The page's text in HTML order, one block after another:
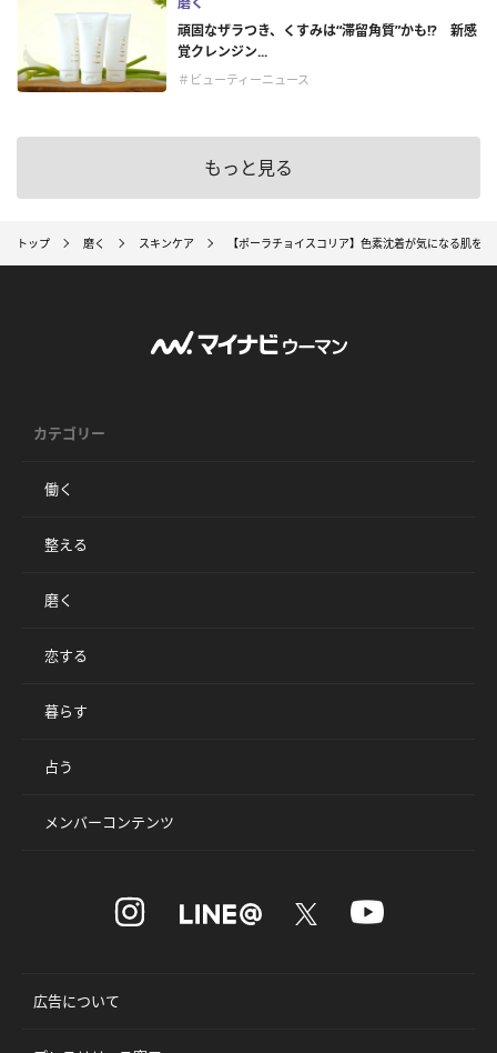
頑固なザラつき、くすみは“滞留角質”かも!? 新感
覚クレンジン...
＃ビューティーニュース
もっと見る
トップ 磨く スキンケア 【ポーラチョイスコリア】色素沈着が気になる肌を
カテゴリー
働く
整える
磨く
恋する
暮らす
占う
メンバーコンテンツ
広告について